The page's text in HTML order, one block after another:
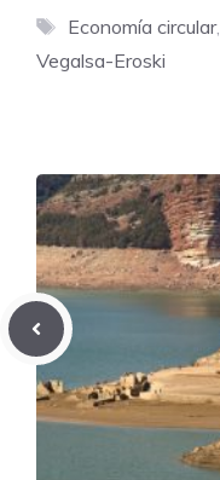
Etiquetas
Economía circular,
Vegalsa-Eroski